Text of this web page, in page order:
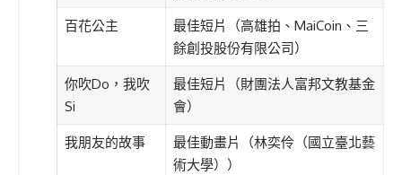
百花公主
最佳短片（高雄拍、MaiCoin、三
餘創投股份有限公司）
你吹Do，我吹
Si
最佳短片（財團法人富邦文教基金
會）
我朋友的故事
最佳動畫片（林奕伶（國立臺北藝
術大學））